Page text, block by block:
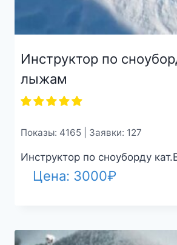
Инструктор по
лыжам
Показы: 4165 | Заявки: 127
Инструктор по сноуборду
Цена: 3000₽